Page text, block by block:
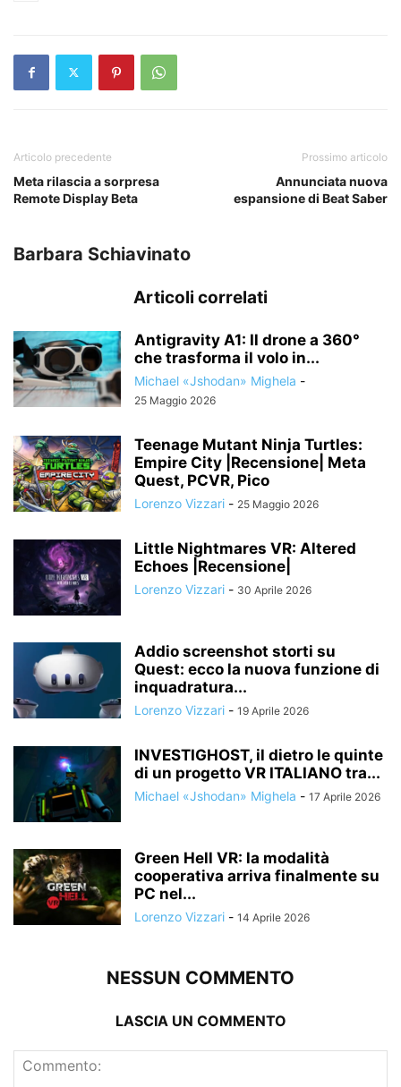
Articolo precedente
Meta rilascia a sorpresa
Remote Display Beta
Prossimo articolo
Annunciata nuova
espansione di Beat Saber
Barbara Schiavinato
Articoli correlati
Antigravity A1: Il drone a 360°
che trasforma il volo in...
Michael «Jshodan» Mighela -
25 Maggio 2026
Teenage Mutant Ninja Turtles:
Empire City |Recensione| Meta
Quest, PCVR, Pico
Lorenzo Vizzari - 25 Maggio 2026
Little Nightmares VR: Altered
Echoes |Recensione|
Lorenzo Vizzari - 30 Aprile 2026
Addio screenshot storti su
Quest: ecco la nuova funzione di
inquadratura...
Lorenzo Vizzari - 19 Aprile 2026
INVESTIGHOST, il dietro le quinte
di un progetto VR ITALIANO tra...
Michael «Jshodan» Mighela - 17 Aprile 2026
Green Hell VR: la modalità
cooperativa arriva finalmente su
PC nel...
Lorenzo Vizzari - 14 Aprile 2026
NESSUN COMMENTO
LASCIA UN COMMENTO